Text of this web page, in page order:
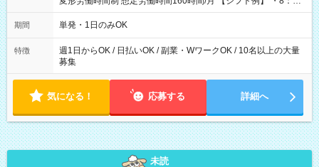
～21：00
期間 単発・1日のみOK
特徴
週1日からOK / 日払いOK / 副業・WワークOK / 10名以上の大量
募集
気になる！ 応募する 詳細へ
未読